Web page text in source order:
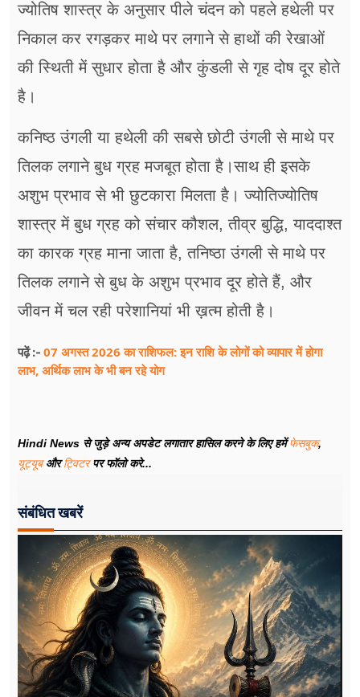
ज्योतिष शास्त्र के अनुसार पीले चंदन को पहले हथेली पर
निकाल कर रगड़कर माथे पर लगाने से हाथों की रेखाओं
की स्थिती में सुधार होता है और कुंडली से गृह दोष दूर होते
है।
कनिष्ठ उंगली या हथेली की सबसे छोटी उंगली से माथे पर
तिलक लगाने बुध ग्रह मजबूत होता है।साथ ही इसके
अशुभ प्रभाव से भी छुटकारा मिलता है। ज्योतिज्योतिष
शास्त्र में बुध ग्रह को संचार कौशल, तीव्र बुद्धि, याददाश्त
का कारक ग्रह माना जाता है, तनिष्ठा उंगली से माथे पर
तिलक लगाने से बुध के अशुभ प्रभाव दूर होते हैं, और
जीवन में चल रही परेशानियां भी ख़त्म होती है।
पढ़ें :- 07 अगस्त 2026 का राशिफल: इन राशि के लोगों को व्यापार में होगा
लाभ, अर्थिक लाभ के भी बन रहे योग
Hindi News से जुड़े अन्य अपडेट लगातार हासिल करने के लिए हमेंफेसबुक,
यूट्यूबऔरट्विटरपर फॉलो करे...
संबंधित खबरें